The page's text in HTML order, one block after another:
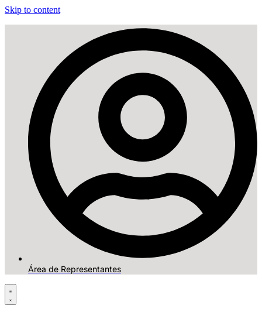
Skip to content
Área de Representantes